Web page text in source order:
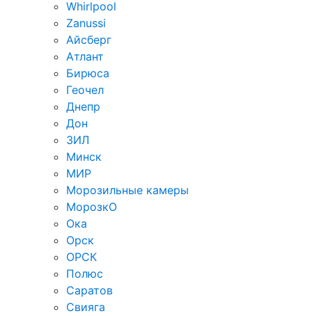
Whirlpool
Zanussi
Айсберг
Атлант
Бирюса
Геочел
Днепр
Дон
ЗИЛ
Минск
МИР
Морозильные камеры
МорозкО
Ока
Орск
ОРСК
Полюс
Саратов
Свияга